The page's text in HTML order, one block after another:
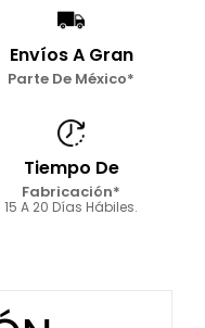
Envíos A Gran
Parte De México*
Tiempo De
Fabricación*
15 A 20 Días Hábiles.